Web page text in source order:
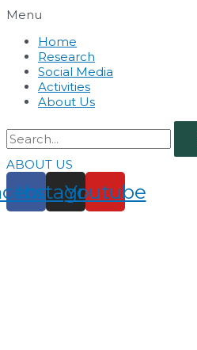
Menu
Home
Research
Social Media
Activities
About Us
ABOUT US
Instagram
Youtube